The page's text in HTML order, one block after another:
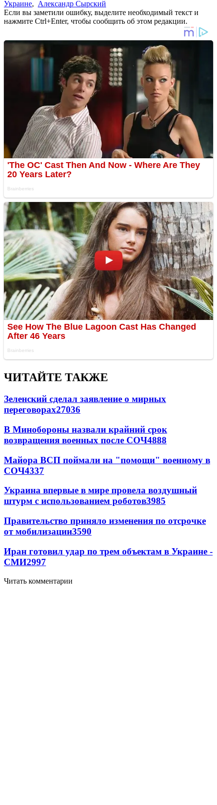
Украине, Александр Сырский
Если вы заметили ошибку, выделите необходимый текст и
нажмите Ctrl+Enter, чтобы сообщить об этом редакции.
ЧИТАЙТЕ ТАКЖЕ
Зеленский сделал заявление о мирных
переговорах27036
В Минобороны назвали крайний срок
возвращения военных после СОЧ4888
Майора ВСП поймали на "помощи" военному в
СОЧ4337
Украина впервые в мире провела воздушный
штурм с использованием роботов3985
Правительство приняло изменения по отсрочке
от мобилизации3590
Иран готовил удар по трем объектам в Украине -
СМИ2997
Читать комментарии